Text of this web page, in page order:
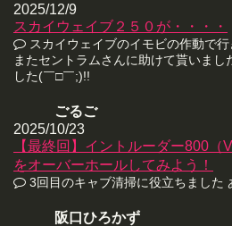
2025/12/9
スカイウェイブ２５０が・・・・
スカイウェイブのイモビの作動で
またセントラムさんに助けて貰いまし
した(￣□￣;)!!
ごるご
2025/10/23
【最終回】イントルーダー800
をオーバーホールしてみよう！
3回目のキャブ清掃に役立ちました
阪口ひろかず